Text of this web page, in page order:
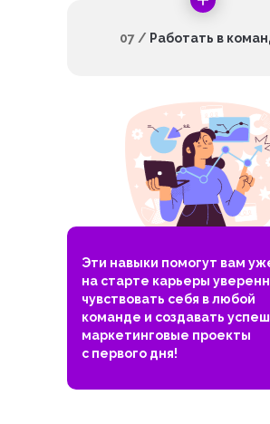
Эти навыки помогут вам
на старте карьеры
чувствовать себя в любой
команде и создавать
маркетинговые проекты
с первого дня!
07 / Работать в